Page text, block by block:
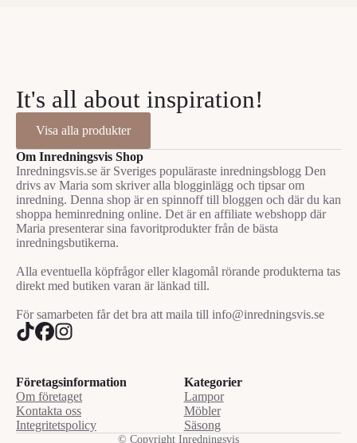
It's all about inspiration!
Visa alla produkter
Om Inredningsvis Shop
Inredningsvis.se är Sveriges populäraste inredningsblogg Den
drivs av Maria som skriver alla blogginlägg och tipsar om
inredning. Denna shop är en spinnoff till bloggen och där du kan
shoppa heminredning online. Det är en affiliate webshopp där
Maria presenterar sina favoritprodukter från de bästa
inredningsbutikerna.
Alla eventuella köpfrågor eller klagomål rörande produkterna tas
direkt med butiken varan är länkad till.
För samarbeten får det bra att maila till info@inredningsvis.se
Företagsinformation
Om företaget
Kontakta oss
Integritetspolicy
Kategorier
Lampor
Möbler
Säsong
© Copyright Inredningsvis